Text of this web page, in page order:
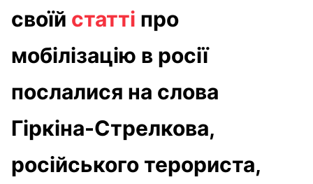
своїй статті про
мобілізацію в росії
послалися на слова
Гіркіна-Стрелкова,
російського терориста,